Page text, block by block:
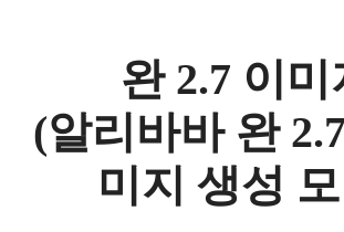
완 2.7 이미
(알리바바 완
미지 생성